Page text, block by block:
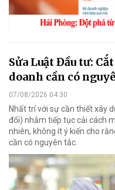
Sửa Luật Đầu tư:
doanh cần có
07/08/2026 04:30
Nhất trí với sự cần thiết xây
đổi) nhằm tiếp tục cải cách
nhiên, không ít ý kiến cho
cần có nguyên tắc.